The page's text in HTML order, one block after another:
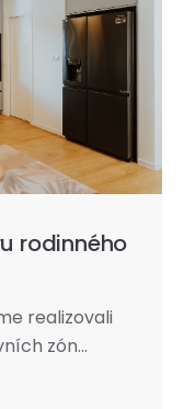
rodinného
realizovali
zón...